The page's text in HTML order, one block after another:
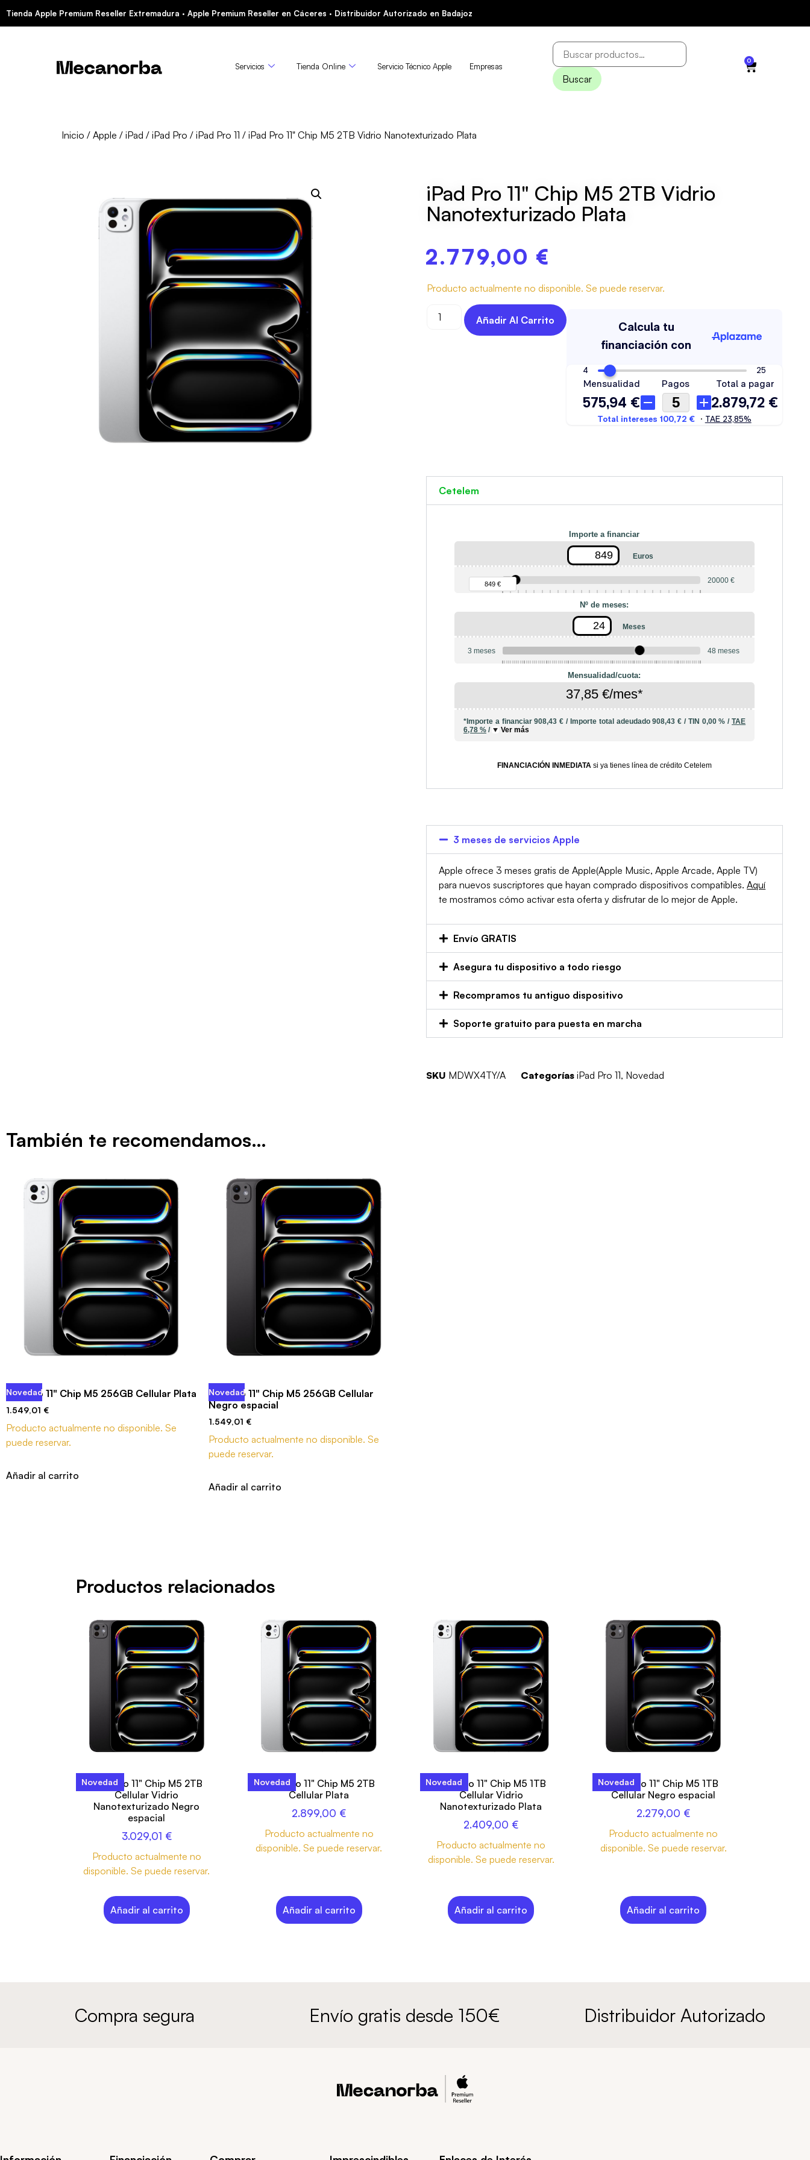
Tienda Apple Premium Reseller Extremadura · Apple Premium Reseller en Cáceres · Distribuidor Autorizado en Badajoz
Servicios Tienda Online Servicio Técnico Apple Empresas
Buscar
0
Inicio / Apple / iPad / iPad Pro / iPad Pro 11 / iPad Pro 11" Chip M5 2TB Vidrio Nanotexturizado Plata
iPad Pro 11" Chip M5 2TB Vidrio
Nanotexturizado Plata
2.779,00 €
Producto actualmente no disponible. Se puede reservar.
Añadir Al Carrito
Cetelem
Importe a financiar
Euros
90 €
849 € 20000 €
Nº de meses:
Meses
3 meses 48 meses
Mensualidad/cuota:
37,85 €/mes*
*Importe a financiar908,43 € / Importe total adeudado908,43 € / TIN 0,00 % /TAE
6,78 %/ Ver más
FINANCIACIÓN INMEDIATAsi ya tienes línea de crédito Cetelem
3 meses de servicios Apple
Apple ofrece 3 meses gratis de Apple(Apple Music, Apple Arcade, Apple TV)
para nuevos suscriptores que hayan comprado dispositivos compatibles.Aquí
te mostramos cómo activar esta oferta y disfrutar de lo mejor de Apple.
Envío GRATIS
Asegura tu dispositivo a todo riesgo
Recompramos tu antiguo dispositivo
Soporte gratuito para puesta en marcha
SKU MDWX4TY/A Categorías iPad Pro 11, Novedad
También te recomendamos…
Novedad
iPad Pro 11" Chip M5 256GB Cellular Plata
1.549,01 €
Producto actualmente no disponible. Se
puede reservar.
Añadir al carrito
Novedad
iPad Pro 11" Chip M5 256GB Cellular
Negro espacial
1.549,01 €
Producto actualmente no disponible. Se
puede reservar.
Añadir al carrito
Productos relacionados
Novedad
iPad Pro 11" Chip M5 2TB
Cellular Vidrio
Nanotexturizado Negro
espacial
3.029,01 €
Producto actualmente no
disponible. Se puede reservar.
Añadir al carrito
Novedad
iPad Pro 11" Chip M5 2TB
Cellular Plata
2.899,00 €
Producto actualmente no
disponible. Se puede reservar.
Añadir al carrito
Novedad
iPad Pro 11" Chip M5 1TB
Cellular Vidrio
Nanotexturizado Plata
2.409,00 €
Producto actualmente no
disponible. Se puede reservar.
Añadir al carrito
Novedad
iPad Pro 11" Chip M5 1TB
Cellular Negro espacial
2.279,00 €
Producto actualmente no
disponible. Se puede reservar.
Añadir al carrito
Compra segura Envío gratis desde 150€ Distribuidor Autorizado